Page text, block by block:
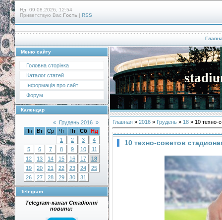
Нд, 09.08.2026, 12:54
Приветствую Вас Гость| RSS
Меню сайту
Головна сторінка
Каталог статей
Інформація про сайт
Форум
Календар
« Грудень 2016 »
Пн
Вт Ср Чт Пт Сб
Нд
1
2 3
4
5
6 7 8 9 10
11
12
13 14 15 16 17
18
19
20 21 22 23 24
25
26
27 28 29 30 31
Telegram
Telegram-канал Стадіонні
новини:
Главная» 2016 » Грудень » 18» 10 техно-
10 техно-советов